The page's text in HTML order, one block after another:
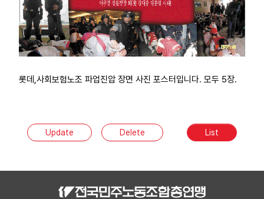
롯데,사회보험노조 파업진압 장면 사진 포스터입니다. 모두 5장.
Update Delete List